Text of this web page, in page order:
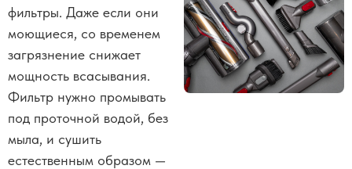
фильтры. Даже если они
моющиеся, со временем
загрязнение снижает
мощность всасывания.
Фильтр нужно промывать
под проточной водой, без
мыла, и сушить
естественным образом —